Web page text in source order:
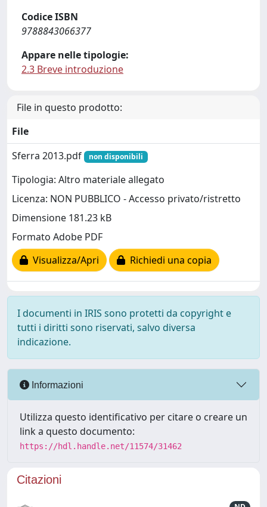
Codice ISBN
9788843066377
Appare nelle tipologie:
2.3 Breve introduzione
File in questo prodotto:
File
Sferra 2013.pdf
non disponibili
Tipologia: Altro materiale allegato
Licenza: NON PUBBLICO - Accesso privato/ristretto
Dimensione 181.23 kB
Formato Adobe PDF
Visualizza/Apri
Richiedi una copia
I documenti in IRIS sono protetti da copyright e
tutti i diritti sono riservati, salvo diversa
indicazione.
Informazioni
Utilizza questo identificativo per citare o creare un
link a questo documento:
https://hdl.handle.net/11574/31462
Citazioni